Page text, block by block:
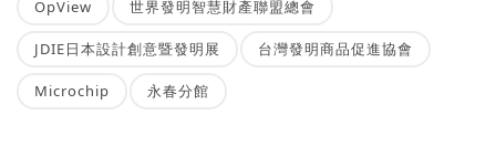
OpView 世界發明智慧財產聯盟總會
JDIE日本設計創意暨發明展 台灣發明商品促進協會
Microchip 永春分館